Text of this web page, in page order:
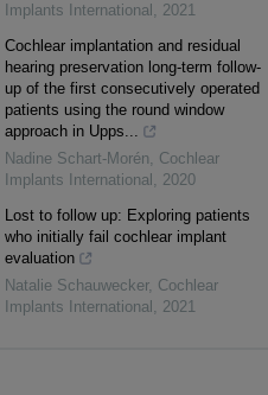
Implants International , 2021
Cochlear implantation and residual
hearing preservation long-term follow-
up of the first consecutively operated
patients using the round window
approach in Upps...
Nadine Schart-Morén, Cochlear
Implants International , 2020
Lost to follow up: Exploring patients
who initially fail cochlear implant
evaluation
Natalie Schauwecker, Cochlear
Implants International , 2021